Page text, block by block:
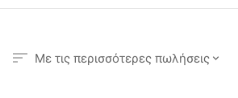
Με τις περισσότερες πωλήσεις